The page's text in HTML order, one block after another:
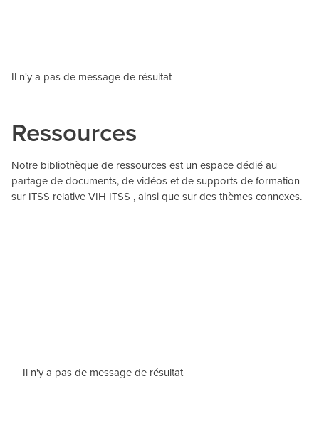
Il n'y a pas de message de résultat
Ressources
Notre bibliothèque de ressources est un espace dédié au
partage de documents, de vidéos et de supports de formation
sur ITSS relative VIH ITSS , ainsi que sur des thèmes connexes.
Il n'y a pas de message de résultat